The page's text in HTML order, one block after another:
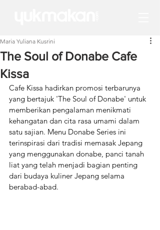
The Soul of Donabe Cafe
Kissa
Maria Yuliana Kusrini
Cafe Kissa hadirkan promosi terbarunya
yang bertajuk 'The Soul of Donabe' untuk
memberikan pengalaman menikmati
kehangatan dan cita rasa umami dalam
satu sajian. Menu Donabe Series ini
terinspirasi dari tradisi memasak Jepang
yang menggunakan donabe, panci tanah
liat yang telah menjadi bagian penting
dari budaya kuliner Jepang selama
berabad-abad.